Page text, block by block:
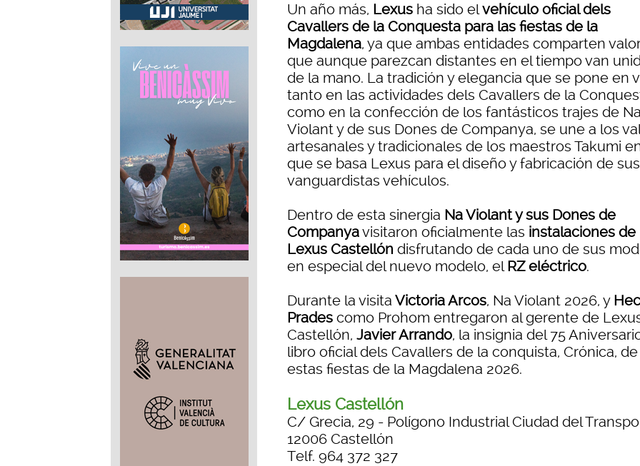
Un año más, Lexus ha sido elvehículo oficial dels
Cavallers de la Conquesta para las fiestas de la
Magdalena, ya que ambas entidades comparten
que aunque parezcan distantes en el tiempo van
de la mano. La tradición y elegancia que se pone en
tanto en las actividades dels Cavallers de la
como en la confección de los fantásticos trajes de
Violant y de sus Dones de Companya, se une a los
artesanales y tradicionales de los maestros Takumi
que se basa Lexus para el diseño y fabricación de sus
vanguardistas vehículos.
Dentro de esta sinergia Na Violant y sus Dones de
Companyavisitaron oficialmente las instalaciones de
Lexus Castellón disfrutando de cada uno de sus
en especial del nuevo modelo, elRZ eléctrico.
Durante la visita Victoria Arcos, Na Violant 2026, y
Prades como Prohom entregaron al gerente de
Castellón, Javier Arrando, la insignia del 75
libro oficial dels Cavallers de la conquista, Crónica, de
estas fiestas de la Magdalena 2026.
Lexus Castellón
C/ Grecia, 29 - Polígono Industrial Ciudad del
12006 Castellón
Telf. 964 372 327